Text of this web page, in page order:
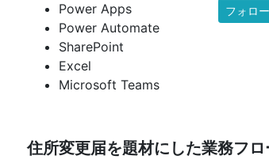
Power Apps
Power Automate
SharePoint
Excel
Microsoft Teams
フォロ
住所変更届を題材にした業務フ